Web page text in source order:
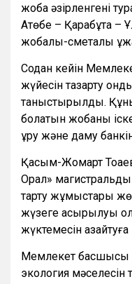
жоба әзірленгені
Ақтөбе – Қарабұтақ
жобалық-сметалық
Содан кейін
жүйесін тазарту
таныстырылды.
болатын жобаны
құру және даму
Қасым-Жомарт
Орал» магистральды
тарту жұмыстары
жүзеге асырылуы
жүктемесін
Мемлекет басшысы
экология